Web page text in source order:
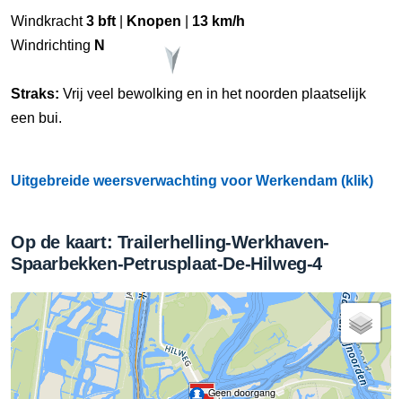
Windkracht3 bft Knopen
13 km/h
Windrichting N
Straks: Vrij veel bewolking en in het noorden plaatselijk
een bui.
Uitgebreide weersverwachting voor Werkendam (klik)
Op de kaart: Trailerhelling-Werkhaven-
Spaarbekken-Petrusplaat-De-Hilweg-4
Geen doorgang